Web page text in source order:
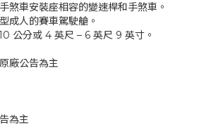
煞車安裝座相容的變速桿和手煞車。
成人的賽車駕駛艙。
公分或 4 英尺 – 6 英尺 9 英寸。
廠公告為主
為主